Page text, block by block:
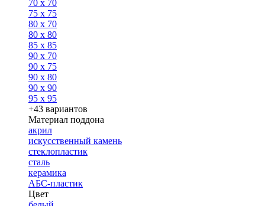
70 x 70
75 x 75
80 x 70
80 x 80
85 x 85
90 x 70
90 x 75
90 x 80
90 x 90
95 x 95
+43 вариантов
Материал поддона
акрил
искусственный камень
стеклопластик
сталь
керамика
АБС-пластик
Цвет